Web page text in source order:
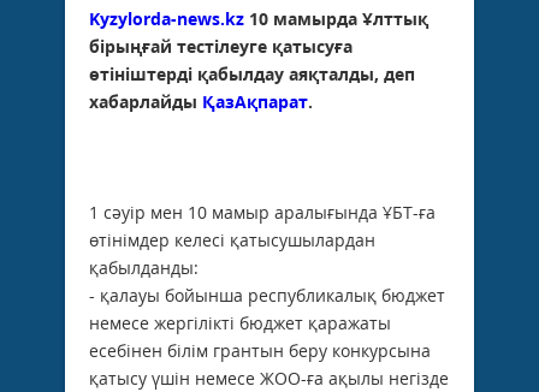
Kyzylorda-news.kz 10 мамырда Ұлттық
бірыңғай тестілеуге қатысуға
өтініштерді қабылдау аяқталды, деп
хабарлайды ҚазАқпарат.
1 сәуір мен 10 мамыр аралығында ҰБТ-ға
өтінімдер келесі қатысушылардан
қабылданды:
- қалауы бойынша республикалық бюджет
немесе жергілікті бюджет қаражаты
есебінен білім грантын беру конкурсына
қатысу үшін немесе ЖОО-ға ақылы негізде